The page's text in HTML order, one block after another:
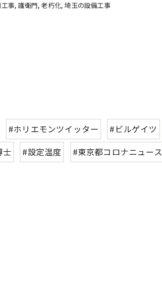
事 護衛門 老朽化 埼玉の設備工事
#ホリエモンツイッター #ビルゲイツ
士
#設定温度 #東京都コロナニュース